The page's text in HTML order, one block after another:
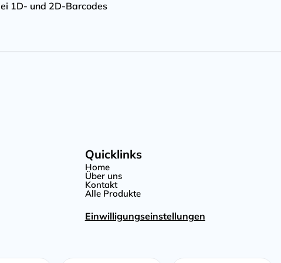
1D- und 2D-Barcodes
Quicklinks
Home
Über uns
Kontakt
Alle Produkte
Einwilligungseinstellungen